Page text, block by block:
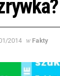
2014 w Fakty